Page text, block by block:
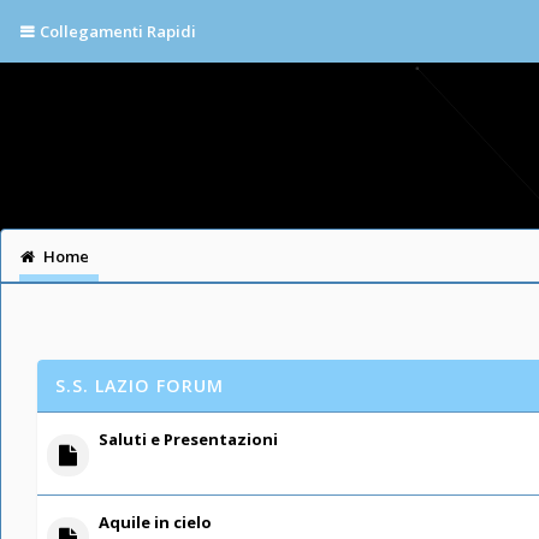
Collegamenti Rapidi
Home
S.S. LAZIO FORUM
Saluti e Presentazioni
Aquile in cielo